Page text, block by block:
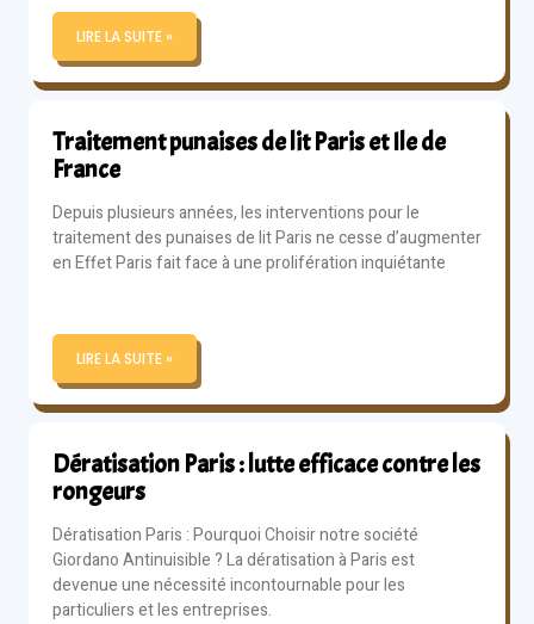
LIRE LA SUITE »
Traitement punaises de lit Paris et Ile de
France
Depuis plusieurs années, les interventions pour le
traitement des punaises de lit Paris ne cesse d’augmenter
en Effet Paris fait face à une prolifération inquiétante
LIRE LA SUITE »
Dératisation Paris : lutte efficace contre les
rongeurs
Dératisation Paris : Pourquoi Choisir notre société
Giordano Antinuisible ? La dératisation à Paris est
devenue une nécessité incontournable pour les
particuliers et les entreprises.